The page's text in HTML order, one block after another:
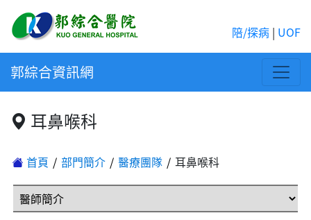
陪/探病 | UOF
郭綜合資訊網
耳鼻喉科
首頁 部門簡介 醫療團隊 耳鼻喉科